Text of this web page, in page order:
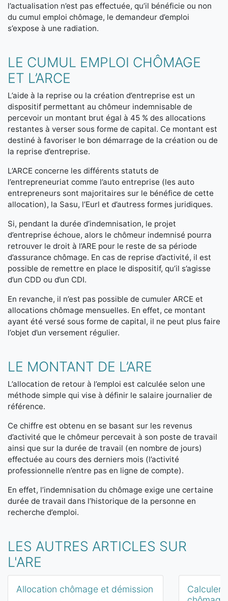
l’actualisation n’est pas effectuée, qu’il bénéficie ou non
du cumul emploi chômage, le demandeur d’emploi
s’expose à une radiation.
LE CUMUL EMPLOI CHÔMAGE
ET L’ARCE
L’aide à la reprise ou la création d’entreprise est un
dispositif permettant au chômeur indemnisable de
percevoir un montant brut égal à 45 % des allocations
restantes à verser sous forme de capital. Ce montant est
destiné à favoriser le bon démarrage de la création ou de
la reprise d’entreprise.
L’ARCE concerne les différents statuts de
l’entrepreneuriat comme l’auto entreprise (les auto
entrepreneurs sont majoritaires sur le bénéfice de cette
allocation), la Sasu, l’Eurl et d’autress formes juridiques.
Si, pendant la durée d’indemnisation, le projet
d’entreprise échoue, alors le chômeur indemnisé pourra
retrouver le droit à l’ARE pour le reste de sa période
d’assurance chômage. En cas de reprise d’activité, il est
possible de remettre en place le dispositif, qu’il s’agisse
d’un CDD ou d’un CDI.
En revanche, il n’est pas possible de cumuler ARCE et
allocations chômage mensuelles. En effet, ce montant
ayant été versé sous forme de capital, il ne peut plus faire
l’objet d’un versement régulier.
LE MONTANT DE L’ARE
L’allocation de retour à l’emploi est calculée selon une
méthode simple qui vise à définir le salaire journalier de
référence.
Ce chiffre est obtenu en se basant sur les revenus
d’activité que le chômeur percevait à son poste de travail
ainsi que sur la durée de travail (en nombre de jours)
effectuée au cours des derniers mois (l’activité
professionnelle n’entre pas en ligne de compte).
En effet, l’indemnisation du chômage exige une certaine
durée de travail dans l’historique de la personne en
recherche d’emploi.
LES AUTRES ARTICLES SUR
L'ARE
Allocation chômage et démission
Calculer